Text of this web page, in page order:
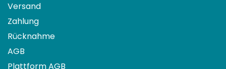
Versand
Zahlung
Rücknahme
AGB
Plattform AGB